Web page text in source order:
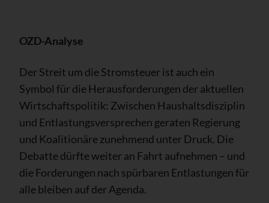
OZD-Analyse
Der Streit um die Stromsteuer ist auch ein
Symbol für die Herausforderungen der aktuellen
Wirtschaftspolitik: Zwischen Haushaltsdisziplin
und Entlastungsversprechen geraten Regierung
und Koalitionäre zunehmend unter Druck. Die
Debatte dürfte weiter an Fahrt aufnehmen – und
die Forderungen nach spürbaren Entlastungen für
alle bleiben auf der Agenda.